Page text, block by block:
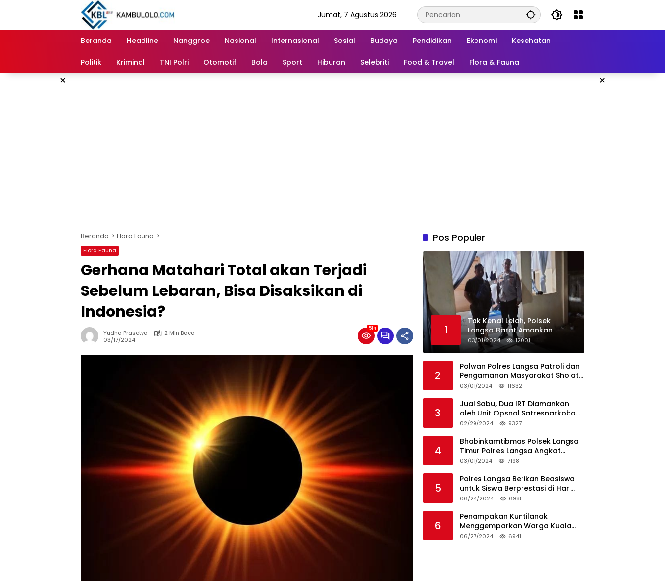
Jumat, 7 Agustus 2026
Beranda Headline Nanggroe Nasional Internasional Sosial Budaya Pendidikan Ekonomi Kesehatan
Politik Kriminal TNI Polri Otomotif Bola Sport Hiburan Selebriti Food & Travel Flora & Fauna
× ×
Beranda Flora Fauna
Flora Fauna
Gerhana Matahari Total akan Terjadi
Sebelum Lebaran, Bisa Disaksikan di
Indonesia?
Yudha Prasetya
2 Min Baca
03/17/2024
514
Pos Populer
1
Tak Kenal Lelah, Polsek
Langsa Barat Amankan
Rekapitulasi Selama12 Hari di
Kecamatan Baro
03/01/2024 12001
2
Polwan Polres Langsa Patroli dan
Pengamanan Masyarakat Sholat
Jumat
03/01/2024 11632
3
Jual Sabu, Dua IRT Diamankan
oleh Unit Opsnal Satresnarkoba
Polres Langsa
02/29/2024 9327
4
Bhabinkamtibmas Polsek Langsa
Timur Polres Langsa Angkat
Kerenda Bantu Prosesi
03/01/2024 7198
5
Polres Langsa Berikan Beasiswa
untuk Siswa Berprestasi di Hari
Bhayangkara ke-78
06/24/2024 6985
6
Penampakan Kuntilanak
Menggemparkan Warga Kuala
Langsa dan Btn Sungai Pauh
06/27/2024 6941